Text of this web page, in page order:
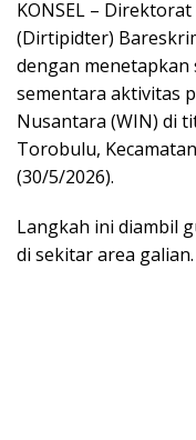
KONSEL –
(Dirtipidter)
dengan
sementara aktivitas
Nusantara (WIN) di
Torobulu,
(30/5/2026).
Langkah ini diambil
di sekitar area galian.